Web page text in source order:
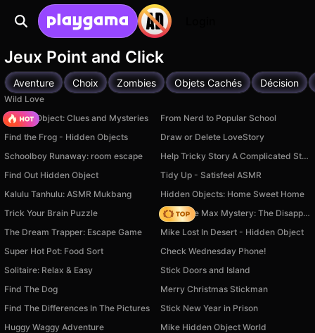
Jeux Point and Click
Aventure Choix Zombies Objets Cachés Décision
Wild Love
Hidden Object: Clues and Mysteries
From Nerd to Popular School
Find the Frog - Hidden Objects
Draw or Delete LoveStory
Schoolboy Runaway: room escape
Help Tricky Story A Complicated Story
Find Out Hidden Object
Tidy Up - Satisfeel ASMR
Kalulu Tanhulu: ASMR Mukbang
Hidden Objects: Home Sweet Home
Trick Your Brain Puzzle
Detective Max Mystery: The Disappearance of Mr. Winters
The Dream Trapper: Escape Game
Mike Lost In Desert - Hidden Object
Super Hot Pot: Food Sort
Check Wednesday Phone!
Solitaire: Relax & Easy
Stick Doors and Island
Find The Dog
Merry Christmas Stickman
Find The Differences In The Pictures
Stick New Year in Prison
Huggy Waggy Adventure
Mike Hidden Object World